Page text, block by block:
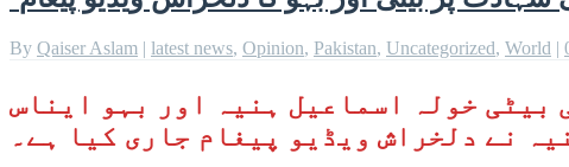
By Qaiser Aslam | latest news, Opinion, Pakistan, Uncategorized, World |
بیٹی خولہ اسماعیل ہنیہ اور بہو ایناس
نے دلخراش ویڈیو پیغام جاری کیا ہے۔